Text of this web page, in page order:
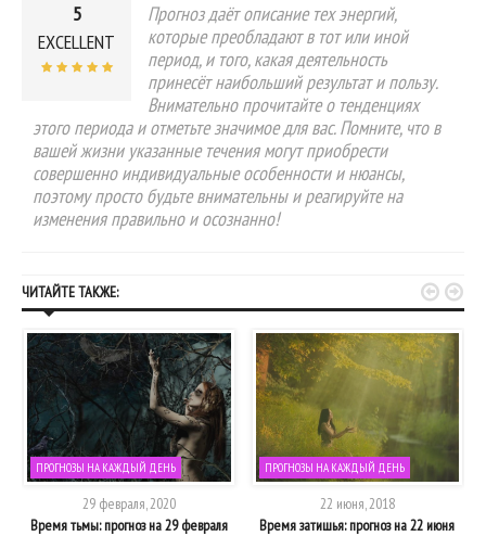
5
EXCELLENT
Прогноз даёт описание тех энергий,
которые преобладают в тот или иной
период, и того, какая деятельность
принесёт наибольший результат и пользу.
Внимательно прочитайте о тенденциях
этого периода и отметьте значимое для вас. Помните, что в
вашей жизни указанные течения могут приобрести
совершенно индивидуальные особенности и нюансы,
поэтому просто будьте внимательны и реагируйте на
изменения правильно и осознанно!
ЧИТАЙТЕ ТАКЖЕ:
ПРОГНОЗЫ НА КАЖДЫЙ ДЕНЬ
29 февраля, 2020
Время тьмы: прогноз на 29 февраля
ПРОГНОЗЫ НА КАЖДЫЙ ДЕНЬ
22 июня, 2018
Время затишья: прогноз на 22 июня
 